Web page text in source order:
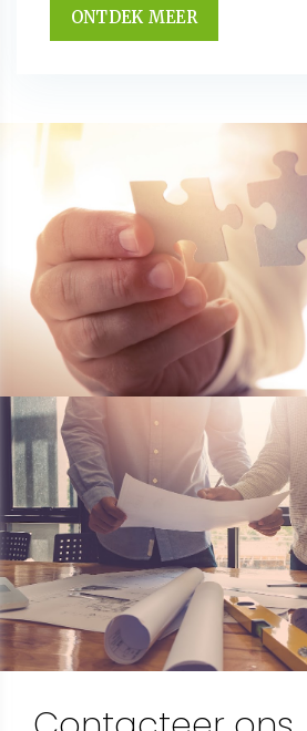
ONTDEK MEER